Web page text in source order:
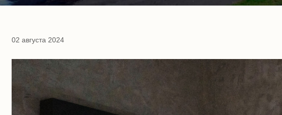
02 августа 2024